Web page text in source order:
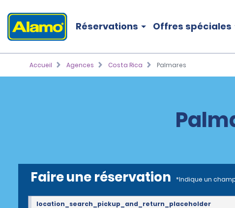
Réservations Offres spéciales
Accueil Agences Costa Rica Palmares
Faire une réservation *Indique un
location_search_pickup_and_return_placeholder